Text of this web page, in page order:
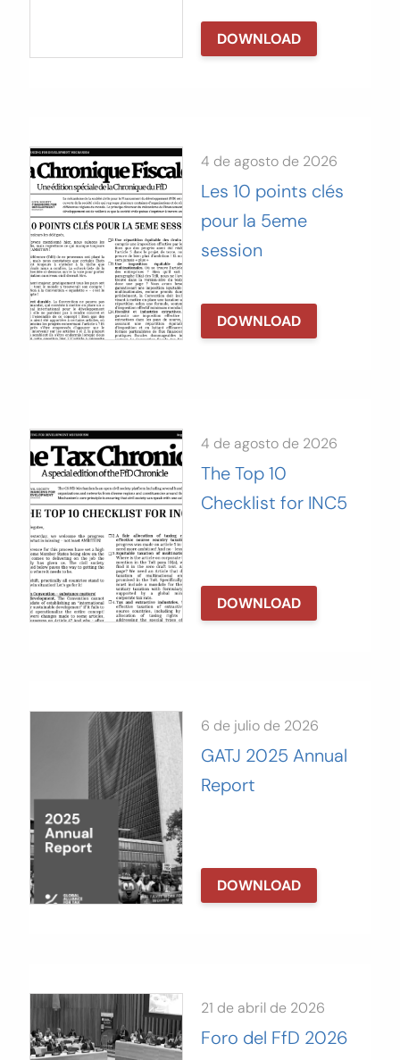
DOWNLOAD
4 de agosto de 2026
Les 10 points clés
pour la 5eme
session
DOWNLOAD
4 de agosto de 2026
The Top 10
Checklist for INC5
DOWNLOAD
6 de julio de 2026
GATJ 2025 Annual
Report
DOWNLOAD
21 de abril de 2026
Foro del FfD 2026